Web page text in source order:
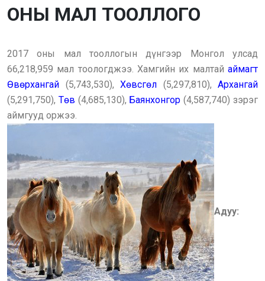
ОНЫ МАЛ ТООЛЛОГО
2017 оны мал тооллогын дүнгээр Монгол улсад
66,218,959 мал тоологджээ. Хамгийн их малтай аймагт
Өвөрхангай (5,743,530), Хөвсгөл (5,297,810), Архангай
(5,291,750), Төв (4,685,130), Баянхонгор (4,587,740) зэрэг
аймгууд оржээ.
Адуу: